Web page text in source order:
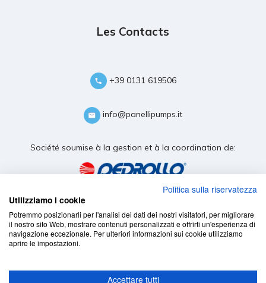
Les Contacts
+39 0131 619506
info@panellipumps.it
Société soumise à la gestion et à la coordination de:
Politica sulla riservatezza
Utilizziamo i cookie
Potremmo posizionarli per l'analisi dei dati dei nostri visitatori, per migliorare
il nostro sito Web, mostrare contenuti personalizzati e offrirti un'esperienza di
navigazione eccezionale. Per ulteriori informazioni sui cookie utilizziamo
aprire le impostazioni.
Accettare tutti